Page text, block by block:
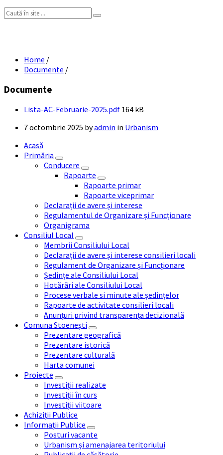
Search:
Home /
Documente /
Documente
Lista-AC-Februarie-2025.pdf File
164 kB
7 octombrie 2025 byadmin in Urbanism
Acasă
Primăria
Conducere
Rapoarte
Rapoarte primar
Rapoarte viceprimar
Declarații de avere și interese
Regulamentul de Organizare și Funcționare
Organigrama
Consiliul Local
Membrii Consiliului Local
Declarații de avere și interese consilieri locali
Regulament de Organizare și Funcționare
Ședințe ale Consiliului Local
Hotărâri ale Consiliului Local
Procese verbale si minute ale ședințelor
Rapoarte de activitate consilieri locali
Anunțuri privind transparența decizională
Comuna Stoenești
Prezentare geografică
Prezentare istorică
Prezentare culturală
Harta comunei
Proiecte
Investiții realizate
Investiții în curs
Investiții viitoare
Achiziții Publice
Informații Publice
Posturi vacante
Urbanism și amenajarea teritoriului